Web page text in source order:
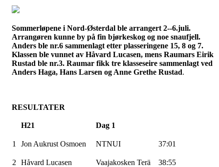
Sommerløpene i Nord-Østerdal ble arrangert 2--6.juli.
Arrangøren kunne by på fin bjørkeskog og noe snaufjell.
Anders ble nr.6 sammenlagt etter plasseringene 15, 8 og 7.
Klassen ble vunnet av Håvard Lucasen, mens Raumars Eirik
Rustad ble nr.3. Raumar fikk tre klasseseire sammenlagt ved
Anders Haga, Hans Larsen og Anne Grethe Rustad.
RESULTATER
H21 Dag 1
1 Jon Aukrust Osmoen NTNUI 37:01
2 Håvard Lucasen Vaajakosken Terä 38:55